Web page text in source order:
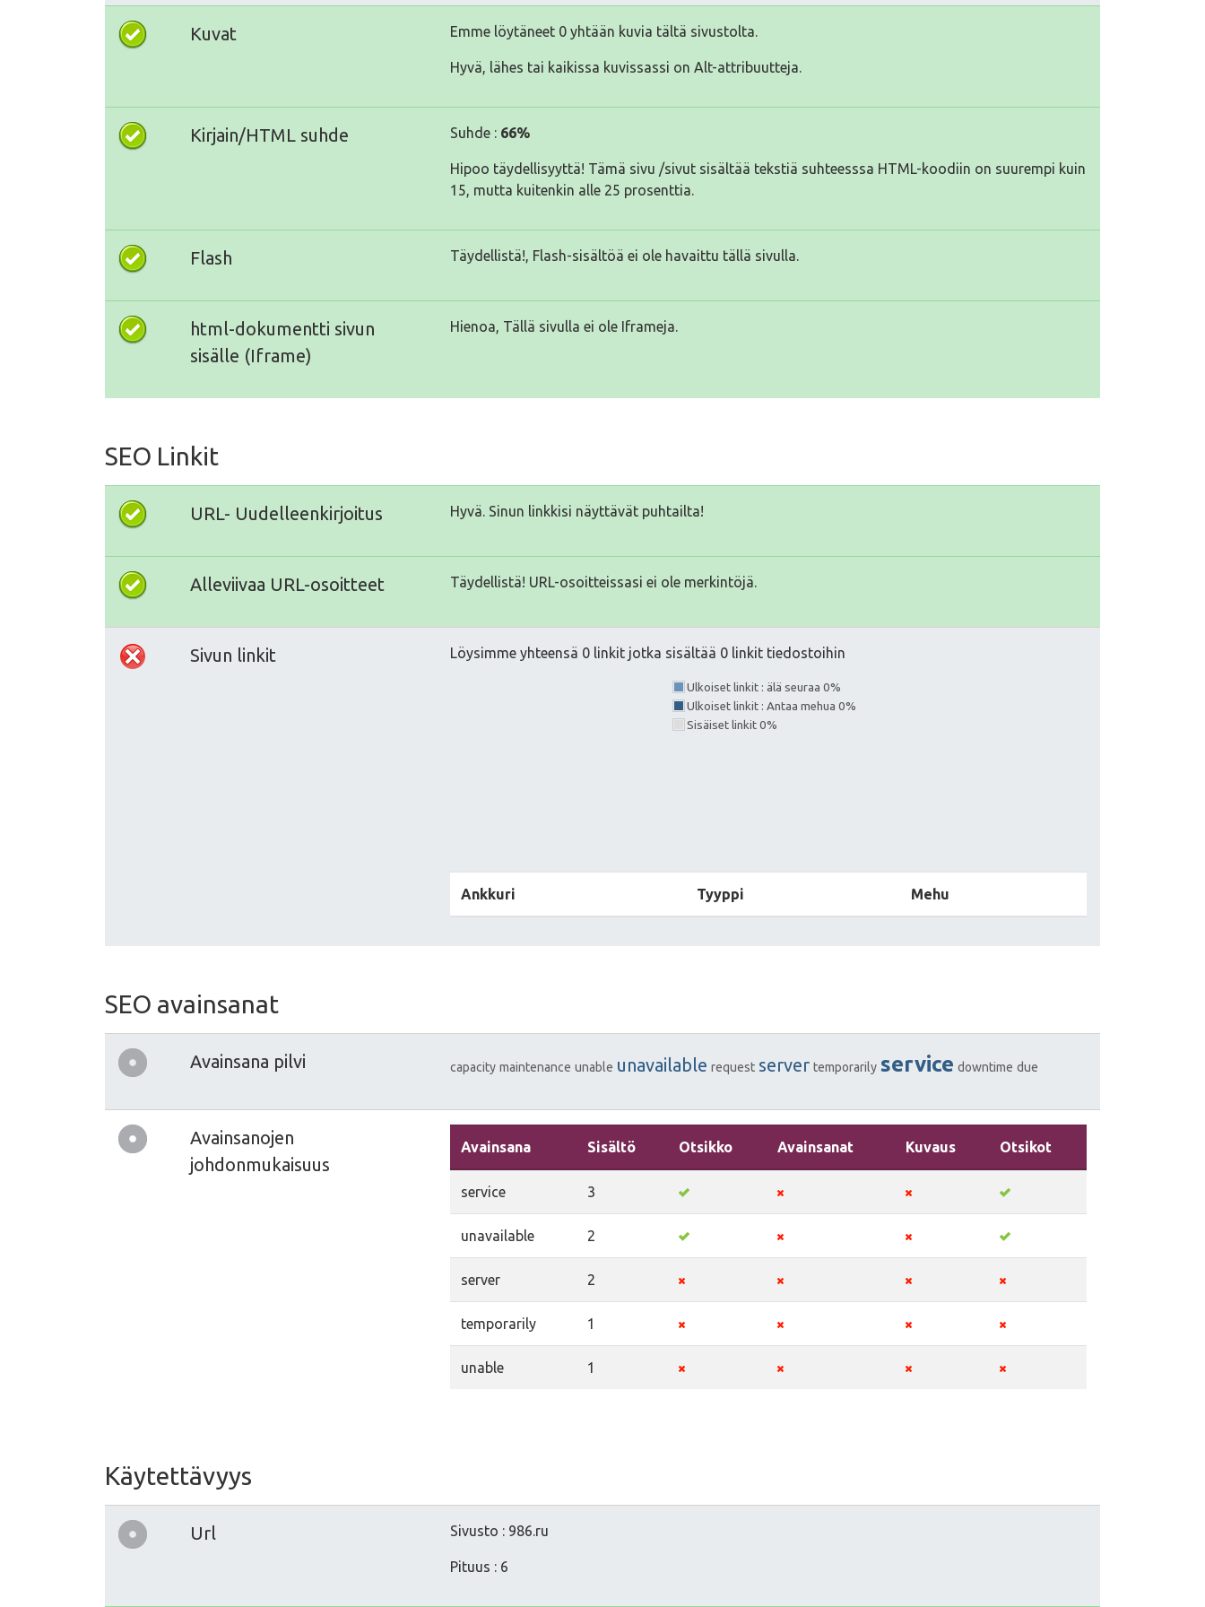
Kuvat Emme löytäneet 0 yhtään kuvia tältä sivustolta.
Hyvä, lähes tai kaikissa kuvissassi on Alt-attribuutteja.
Kirjain/HTML suhde Suhde : 66%
Hipoo täydellisyyttä! Tämä sivu /sivut sisältää tekstiä suhteesssa HTML-koodiin on suurempi kuin
15, mutta kuitenkin alle 25 prosenttia.
Flash Täydellistä!, Flash-sisältöä ei ole havaittu tällä sivulla.
html-dokumentti sivun
sisälle (Iframe)
Hienoa, Tällä sivulla ei ole Iframeja.
SEO Linkit
URL- Uudelleenkirjoitus Hyvä. Sinun linkkisi näyttävät puhtailta!
Alleviivaa URL-osoitteet Täydellistä! URL-osoitteissasi ei ole merkintöjä.
Sivun linkit Löysimme yhteensä 0 linkit jotka sisältää 0 linkit tiedostoihin
Ulkoiset linkit : älä seuraa 0%
Ulkoiset linkit : Antaa mehua 0%
Sisäiset linkit 0%
Ankkuri Tyyppi Mehu
SEO avainsanat
Avainsana pilvi capacity maintenance unable unavailable request server temporarily service downtime due
Avainsanojen
johdonmukaisuus
Avainsana Sisältö Otsikko Avainsanat Kuvaus Otsikot
service 3
unavailable 2
server 2
temporarily 1
unable 1
Käytettävyys
Url Sivusto : 986.ru
Pituus : 6